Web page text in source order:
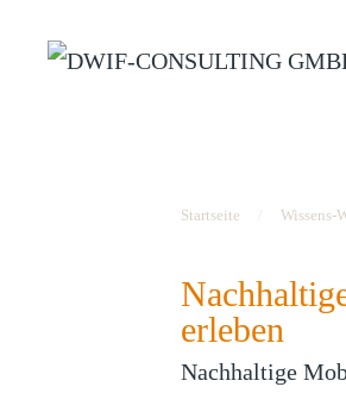
Zum Hauptinhalt springen
Startseite Wissens-
erleben
Nachhaltige